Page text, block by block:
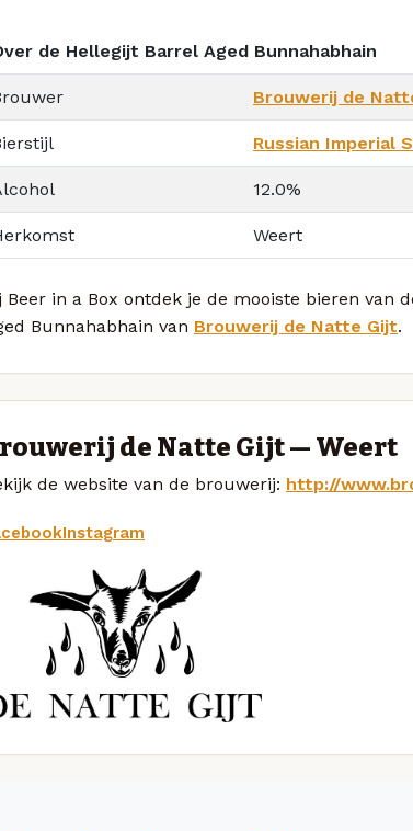
de Hellegijt Barrel Aged Bunnahabhain
Brouwerij de
Russian Imperial
12.0%
Weert
Beer in a Box ontdek je de mooiste bieren van
Bunnahabhain van Brouwerij de Natte Gijt.
de Natte Gijt — Weert
de website van de brouwerij: http://
Instagram